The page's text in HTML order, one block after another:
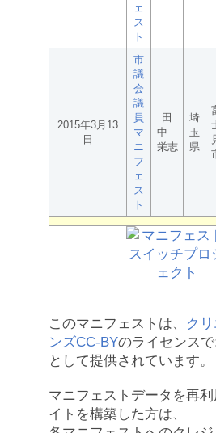
ェ
ス
ト
2015年3月13
日
市
議
会
議
員
マ
ニ
フ
ェ
ス
ト
田
中
栄志
埼
玉
県
このマニフェストは、
ク
ンズCC-BYのライセンス
として提供されています。
マニフェストデータを再
イトを構築した方は、